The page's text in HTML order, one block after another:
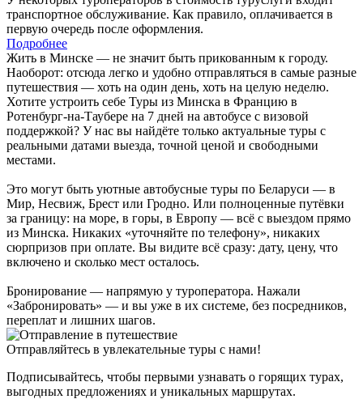
транспортное обслуживание. Как правило, оплачивается в
первую очередь после оформления.
Подробнее
Жить в Минске — не значит быть прикованным к городу.
Наоборот: отсюда легко и удобно отправляться в самые разные
путешествия — хоть на один день, хоть на целую неделю.
Хотите устроить себе Туры из Минска в Францию в
Ротенбург-на-Таубере на 7 дней на автобусе с визовой
поддержкой? У нас вы найдёте только актуальные туры с
реальными датами выезда, точной ценой и свободными
местами.
Это могут быть уютные автобусные туры по Беларуси — в
Мир, Несвиж, Брест или Гродно. Или полноценные путёвки
за границу: на море, в горы, в Европу — всё с выездом прямо
из Минска. Никаких «уточняйте по телефону», никаких
сюрпризов при оплате. Вы видите всё сразу: дату, цену, что
включено и сколько мест осталось.
Бронирование — напрямую у туроператора. Нажали
«Забронировать» — и вы уже в их системе, без посредников,
переплат и лишних шагов.
Отправляйтесь в увлекательные туры с нами!
Подписывайтесь, чтобы первыми узнавать о горящих турах,
выгодных предложениях и уникальных маршрутах.